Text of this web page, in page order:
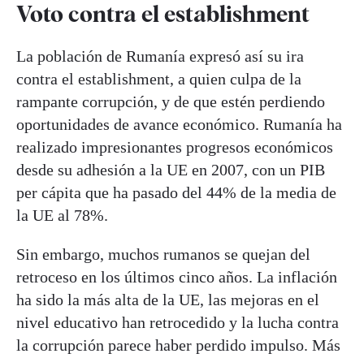
Voto contra el establishment
La población de Rumanía expresó así su ira
contra el establishment, a quien culpa de la
rampante corrupción, y de que estén perdiendo
oportunidades de avance económico. Rumanía ha
realizado impresionantes progresos económicos
desde su adhesión a la UE en 2007, con un PIB
per cápita que ha pasado del 44% de la media de
la UE al 78%.
Sin embargo, muchos rumanos se quejan del
retroceso en los últimos cinco años. La inflación
ha sido la más alta de la UE, las mejoras en el
nivel educativo han retrocedido y la lucha contra
la corrupción parece haber perdido impulso. Más